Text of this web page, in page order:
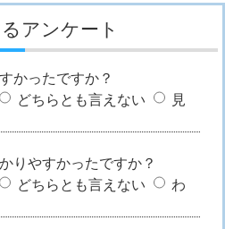
アンケート
かったですか？
どちらとも言えない
見
りやすかったですか？
どちらとも言えない
わ